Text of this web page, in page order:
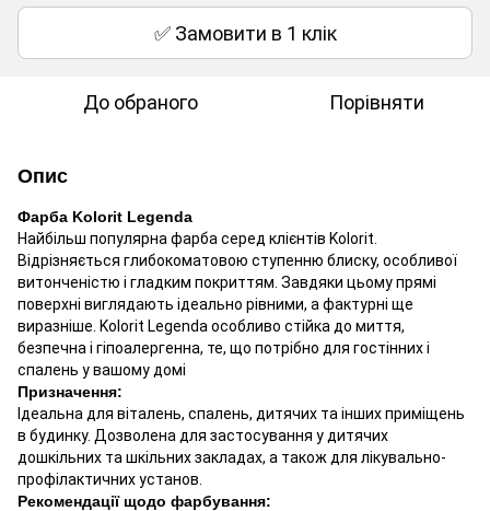
✅ Замовити в 1 клік
До обраного Порівняти
Опис
Фарба Kolorit Legenda
Найбільш популярна фарба серед клієнтів Kolorit.
Відрізняється глибокоматовою ступенню блиску, особливої
витонченістю і гладким покриттям. Завдяки цьому прямі
поверхні виглядають ідеально рівними, а фактурні ще
виразніше. Kolorit Legenda особливо стійка до миття,
безпечна і гіпоалергенна, те, що потрібно для гостінних і
спалень у вашому домі
Призначення:
Ідеальна для віталень, спалень, дитячих та інших приміщень
в будинку. Дозволена для застосування у дитячих
дошкільних та шкільних закладах, а також для лікувально-
профілактичних установ.
Рекомендації щодо фарбування: